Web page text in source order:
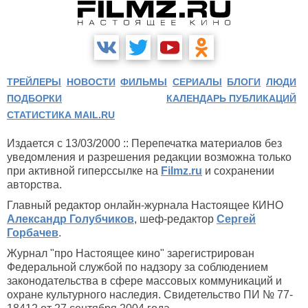
ТРЕЙЛЕРЫ НОВОСТИ ФИЛЬМЫ СЕРИАЛЫ БЛОГИ ЛЮДИ
ПОДБОРКИ
КАЛЕНДАРЬ ПУБЛИКАЦИЙ
СТАТИСТИКА MAIL.RU
Издается с 13/03/2000 :: Перепечатка материалов без
уведомления и разрешения редакции возможна только
при активной гиперссылке на Filmz.ru и сохранении
авторства.
Главный редактор онлайн-журнала Настоящее КИНО
Александр Голубчиков, шеф-редактор Сергей
Горбачев.
Журнал "про Настоящее кино" зарегистрирован
Федеральной службой по надзору за соблюдением
законодательства в сфере массовых коммуникаций и
охране культурного наследия. Свидетельство ПИ № 77-